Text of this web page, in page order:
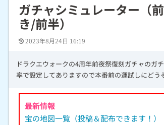
ガチャシミュレーター（
き/前半）
2023年8月24日 16:19
ドラクエウォークの4周年前夜祭復刻ガチャのガ
率で設定してありますので本番前の運試しにどう
最新情報
宝の地図一覧（投稿＆配布できます！）